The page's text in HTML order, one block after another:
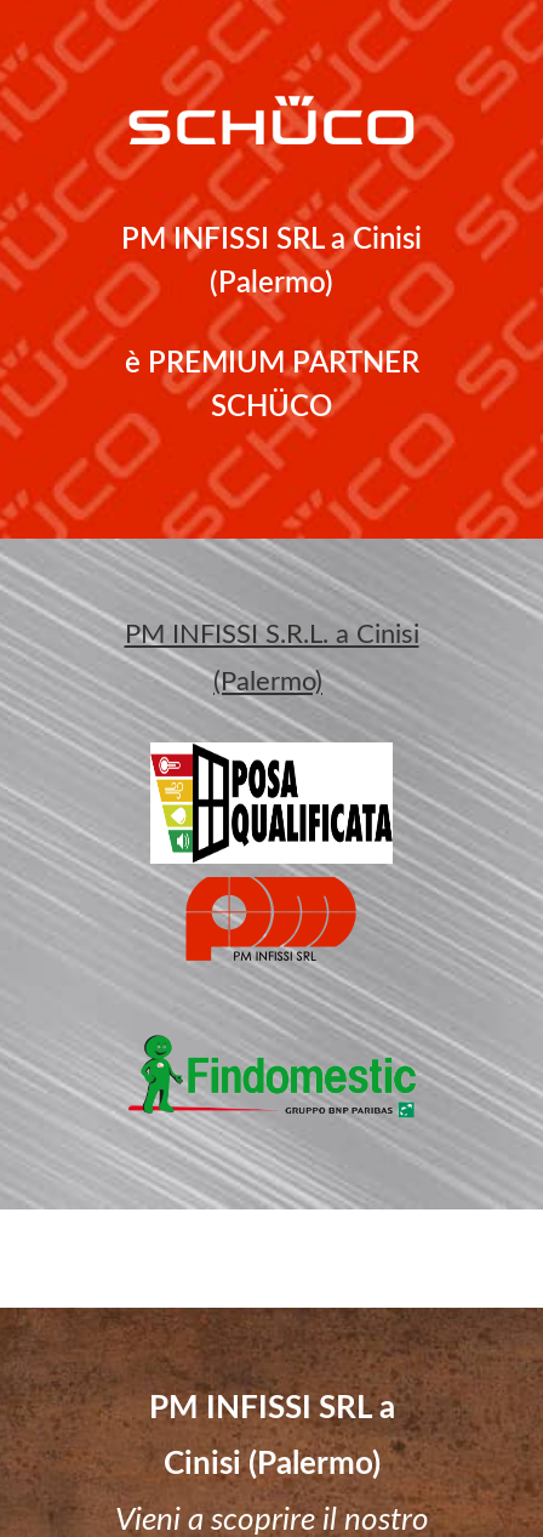
PM INFISSI SRL a Cinisi
(Palermo)
è PREMIUM PARTNER
SCHÜCO
PM INFISSI S.R.L. a Cinisi
(Palermo)
PM INFISSI SRL a
Cinisi (Palermo)
Vieni a scoprire il nostro